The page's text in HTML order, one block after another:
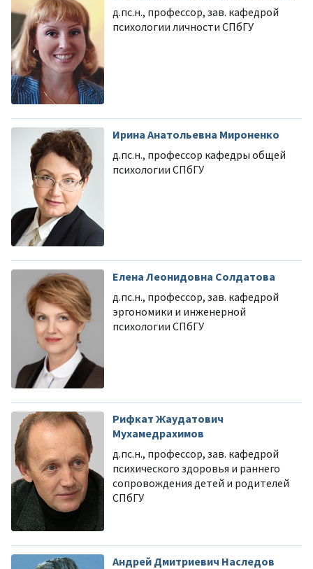
д.пс.н., профессор, зав. кафедрой
психологии личности СПбГУ
Ирина Анатольевна Мироненко
д.пс.н., профессор кафедры общей
психологии СПбГУ
Елена Леонидовна Солдатова
д.пс.н., профессор, зав. кафедрой
эргономики и инженерной
психологии СПбГУ
Рифкат Жаудатович
Мухамедрахимов
д.пс.н., профессор, зав. кафедрой
психического здоровья и раннего
сопровождения детей и родителей
СПбГУ
Андрей Дмитриевич Наследов